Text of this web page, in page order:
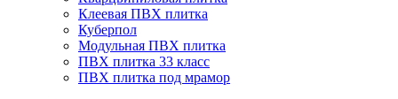
Клеевая ПВХ плитка
Куберпол
Модульная ПВХ плитка
ПВХ плитка 33 класс
ПВХ плитка под мрамор